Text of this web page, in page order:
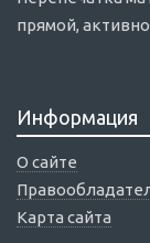
прямой,
Информация
О сайте
Карта сайта